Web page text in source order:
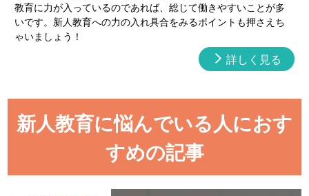
教育に力が入っているのであれば、総じて働きやすいことが多
いです。新人教育への力の入れ具合をみるポイントも押さえち
ゃいましょう！
詳しく見る
新人教育に悩んでいる人におす
すめの記事